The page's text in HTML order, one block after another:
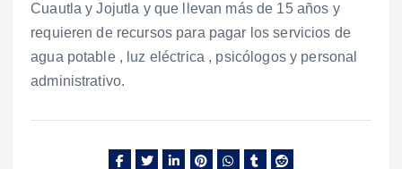
Cuautla y Jojutla y que llevan más de 15 años y
requieren de recursos para pagar los servicios de
agua potable , luz eléctrica , psicólogos y personal
administrativo.